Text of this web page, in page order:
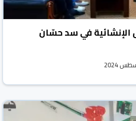
الإنشائية في سد حسّان